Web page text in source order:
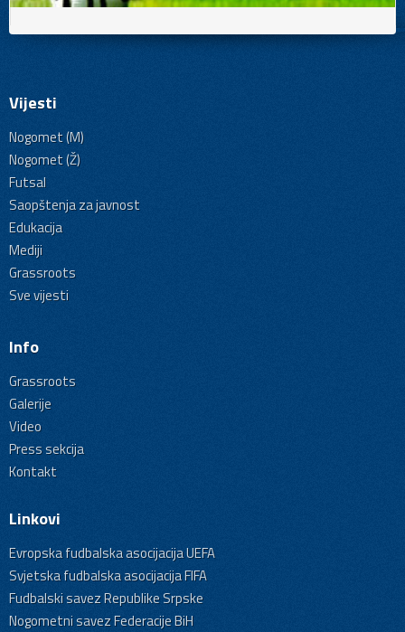
Vijesti
Nogomet (M)
Nogomet (Ž)
Futsal
Saopštenja za javnost
Edukacija
Mediji
Grassroots
Sve vijesti
Info
Grassroots
Galerije
Video
Press sekcija
Kontakt
Linkovi
Evropska fudbalska asocijacija UEFA
Svjetska fudbalska asocijacija FIFA
Fudbalski savez Republike Srpske
Nogometni savez Federacije BiH